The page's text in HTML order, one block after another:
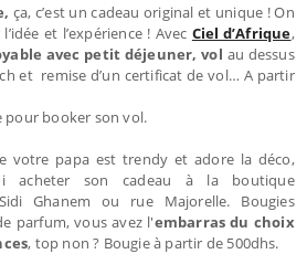
ça, c’est un cadeau original et unique ! On
et l’expérience ! Avec Ciel d’Afrique,
avec petit déjeuner, vol au dessus
et remise d’un certificat de vol… A partir
pour booker son vol.
votre papa est trendy et adore la déco,
son cadeau à la boutique
Ghanem ou rue Majorelle. Bougies
parfum, vous avez l'embarras du choix
, top non ? Bougie à partir de 500dhs.